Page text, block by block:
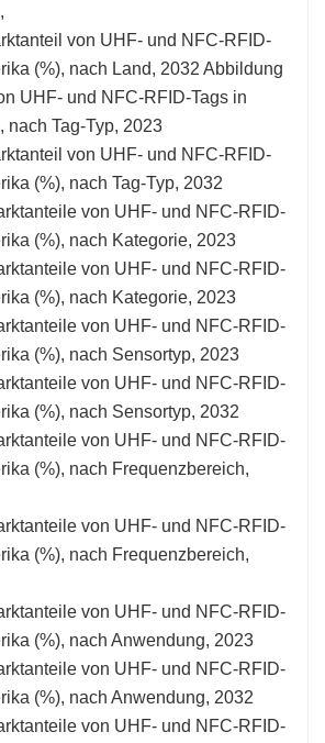
von UHF- und NFC-RFID-
(%), nach Land, 2032 Abbildung
UHF- und NFC-RFID-Tags in
nach Tag-Typ, 2023
von UHF- und NFC-RFID-
(%), nach Tag-Typ, 2032
von UHF- und NFC-RFID-
(%), nach Kategorie, 2023
von UHF- und NFC-RFID-
(%), nach Kategorie, 2023
von UHF- und NFC-RFID-
(%), nach Sensortyp, 2023
von UHF- und NFC-RFID-
(%), nach Sensortyp, 2032
von UHF- und NFC-RFID-
(%), nach Frequenzbereich,
von UHF- und NFC-RFID-
(%), nach Frequenzbereich,
von UHF- und NFC-RFID-
(%), nach Anwendung, 2023
von UHF- und NFC-RFID-
(%), nach Anwendung, 2032
von UHF- und NFC-RFID-